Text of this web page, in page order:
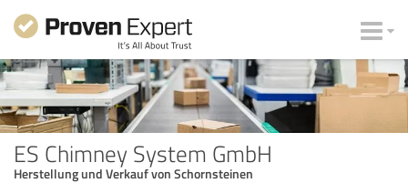
ES Chimney System GmbH
Herstellung und Verkauf von Schornsteinen